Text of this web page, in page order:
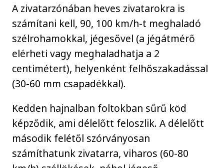
A zivatarzónában heves zivatarokra is
számítani kell, 90, 100 km/h-t meghaladó
szélrohamokkal, jégesővel (a jégátmérő
elérheti vagy meghaladhatja a 2
centimétert), helyenként felhőszakadással
(30-60 mm csapadékkal).
Kedden hajnalban foltokban sűrű köd
képződik, ami délelőtt feloszlik. A délelőtt
második felétől szórványosan
számíthatunk zivatarra, viharos (60-80